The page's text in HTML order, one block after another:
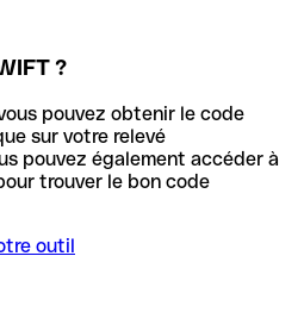
?
pouvez obtenir le code
sur votre relevé
pouvez également accéder à
trouver le bon code
outil